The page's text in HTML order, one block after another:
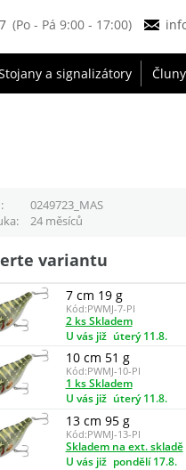
(Po - Pá 9:00 - 17:00)
a signalizátory
0249723_MAS
24 měsíců
variantu
7 cm 19 g
Kód:PWMJ-7-PI
2 ks Skladem
U vás již úterý 11.8.
10 cm 51 g
Kód:PWMJ-10-PI
1 ks Skladem
U vás již úterý 11.8.
13 cm 95 g
Kód:PWMJ-13-PI
Skladem na ext. skladě
U vás již pondělí 17.8.